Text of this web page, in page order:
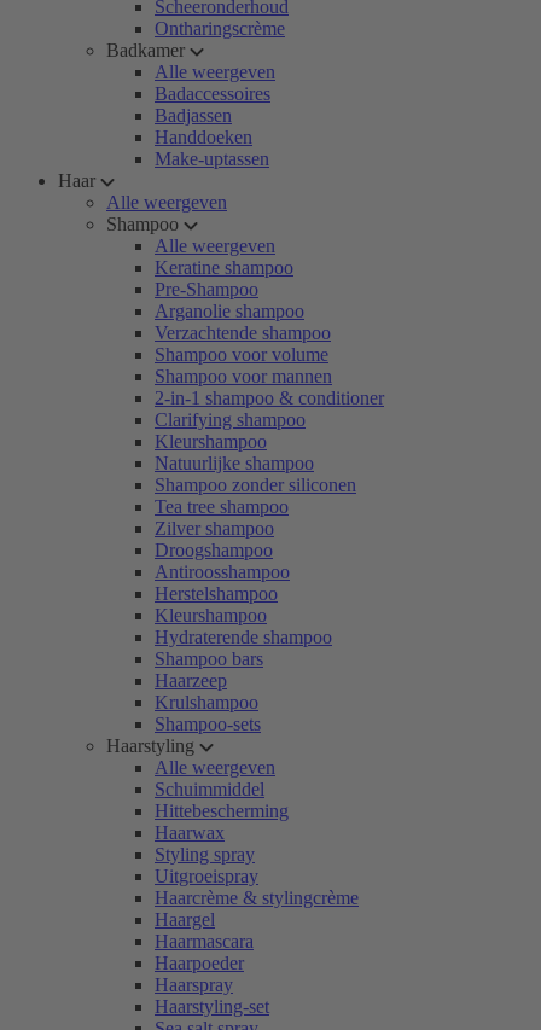
Scheeronderhoud
Ontharingscrème
Badkamer
Alle weergeven
Badaccessoires
Badjassen
Handdoeken
Make-uptassen
Haar
Alle weergeven
Shampoo
Alle weergeven
Keratine shampoo
Pre-Shampoo
Arganolie shampoo
Verzachtende shampoo
Shampoo voor volume
Shampoo voor mannen
2-in-1 shampoo & conditioner
Clarifying shampoo
Kleurshampoo
Natuurlijke shampoo
Shampoo zonder siliconen
Tea tree shampoo
Zilver shampoo
Droogshampoo
Antiroosshampoo
Herstelshampoo
Kleurshampoo
Hydraterende shampoo
Shampoo bars
Haarzeep
Krulshampoo
Shampoo-sets
Haarstyling
Alle weergeven
Schuimmiddel
Hittebescherming
Haarwax
Styling spray
Uitgroeispray
Haarcrème & stylingcrème
Haargel
Haarmascara
Haarpoeder
Haarspray
Haarstyling-set